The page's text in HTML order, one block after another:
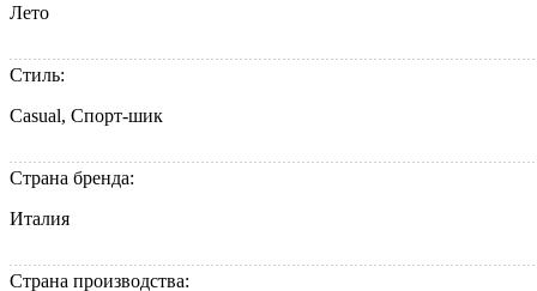
Лето
Стиль:
Casual, Спорт-шик
Страна бренда:
Италия
Страна производства: